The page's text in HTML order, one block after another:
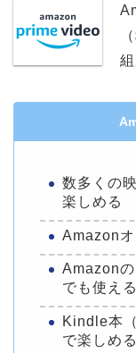
数多くの
楽しめる
Amazon
Amazon
でも使える
Kindle本
で楽しめる